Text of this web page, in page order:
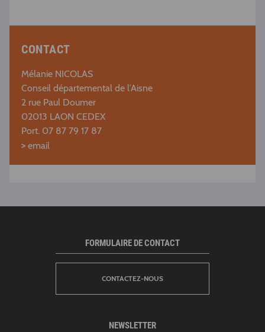
CONTACT
Mélanie NICOLAS
Conseil départemental de l’Aisne
2 rue Paul Doumer
02013 LAON CEDEX
Port. 07 87 79 17 87
> email
FORMULAIRE DE CONTACT
CONTACTEZ-NOUS
NEWSLETTER